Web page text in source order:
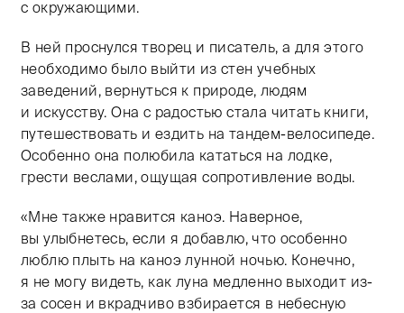
с окружающими.
В ней проснулся творец и писатель, а для этого
необходимо было выйти из стен учебных
заведений, вернуться к природе, людям
и искусству. Она с радостью стала читать книги,
путешествовать и ездить на тандем-велосипеде.
Особенно она полюбила кататься на лодке,
грести веслами, ощущая сопротивление воды.
«Мне также нравится каноэ. Наверное,
вы улыбнетесь, если я добавлю, что особенно
люблю плыть на каноэ лунной ночью. Конечно,
я не могу видеть, как луна медленно выходит из-
за сосен и вкрадчиво взбирается в небесную